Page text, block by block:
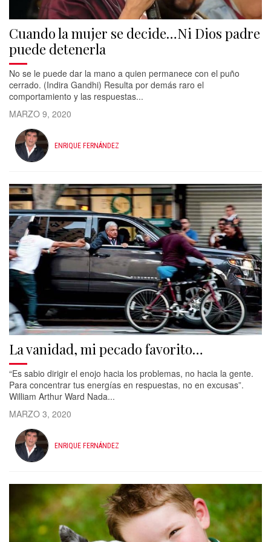
Cuando la mujer se decide…Ni Dios padre
puede detenerla
No se le puede dar la mano a quien permanece con el puño
cerrado. (Indira Gandhi) Resulta por demás raro el
comportamiento y las respuestas...
MARZO 9, 2020
ENRIQUE FERNÁNDEZ
La vanidad, mi pecado favorito…
“Es sabio dirigir el enojo hacia los problemas, no hacia la gente.
Para concentrar tus energías en respuestas, no en excusas”.
William Arthur Ward Nada...
MARZO 3, 2020
ENRIQUE FERNÁNDEZ